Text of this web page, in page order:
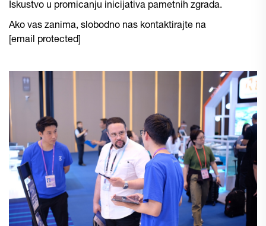
Iskustvo u promicanju inicijativa pametnih zgrada.
Ako vas zanima, slobodno nas kontaktirajte na
[email protected]